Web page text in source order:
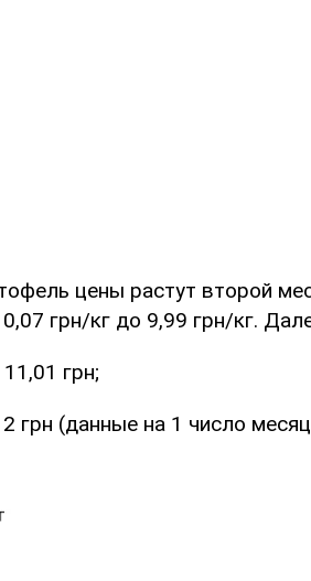
цены растут второй
грн/кг до 9,99 грн/кг.
грн;
грн (данные на 1 число